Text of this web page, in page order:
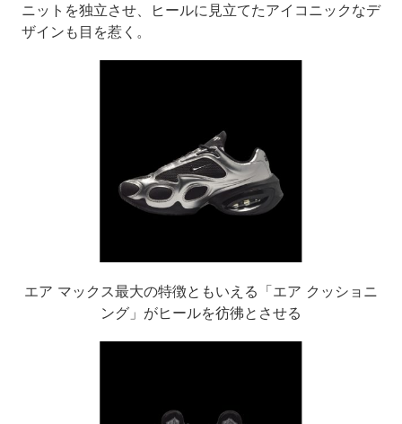
ニットを独立させ、ヒールに見立てたアイコニックなデ
ザインも目を惹く。
エア マックス最大の特徴ともいえる「エア クッショニ
ング」がヒールを彷彿とさせる